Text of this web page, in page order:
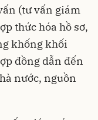
(tư vấn giám
thức hóa hồ sơ,
khống khối
đồng dẫn đến
nước, nguồn